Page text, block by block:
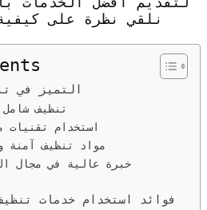
نلقي نظرة على
التميز في
1. تنظيف
2. استخدام تقنيات
3. مواد تنظيف آمنة
فوائد استخدام خدمات